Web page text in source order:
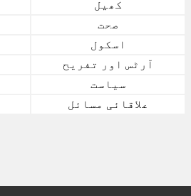
کھیل
صحت
اسکول
آرٹس اور تفریح
سیاست
علاقائی مسائل